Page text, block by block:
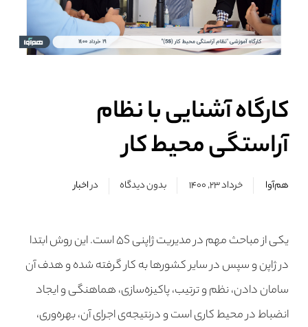
کارگاه آشنایی با نظام
آراستگی محیط کار
هم‌آوا خرداد ۲۳, ۱۴۰۰ بدون دیدگاه دراخبار
یکی از مباحث مهم در مدیریت ژاپنی ۵S است. این روش ابتدا
در ژاپن و سپس در سایر کشورها به کار گرفته شده و هدف آن
سامان دادن، نظم و ترتیب، پاکیزه‌سازی، هماهنگی و ایجاد
انضباط در محیط کاری است و درنتیجه‌ی اجرای آن، بهره‌وری،